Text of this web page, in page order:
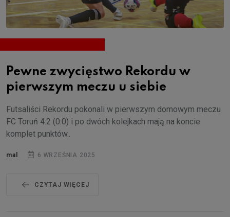
Pewne zwycięstwo Rekordu w
pierwszym meczu u siebie
Futsaliści Rekordu pokonali w pierwszym domowym meczu
FC Toruń 4:2 (0:0) i po dwóch kolejkach mają na koncie
komplet punktów..
mal 6 WRZEŚNIA 2025
CZYTAJ WIĘCEJ